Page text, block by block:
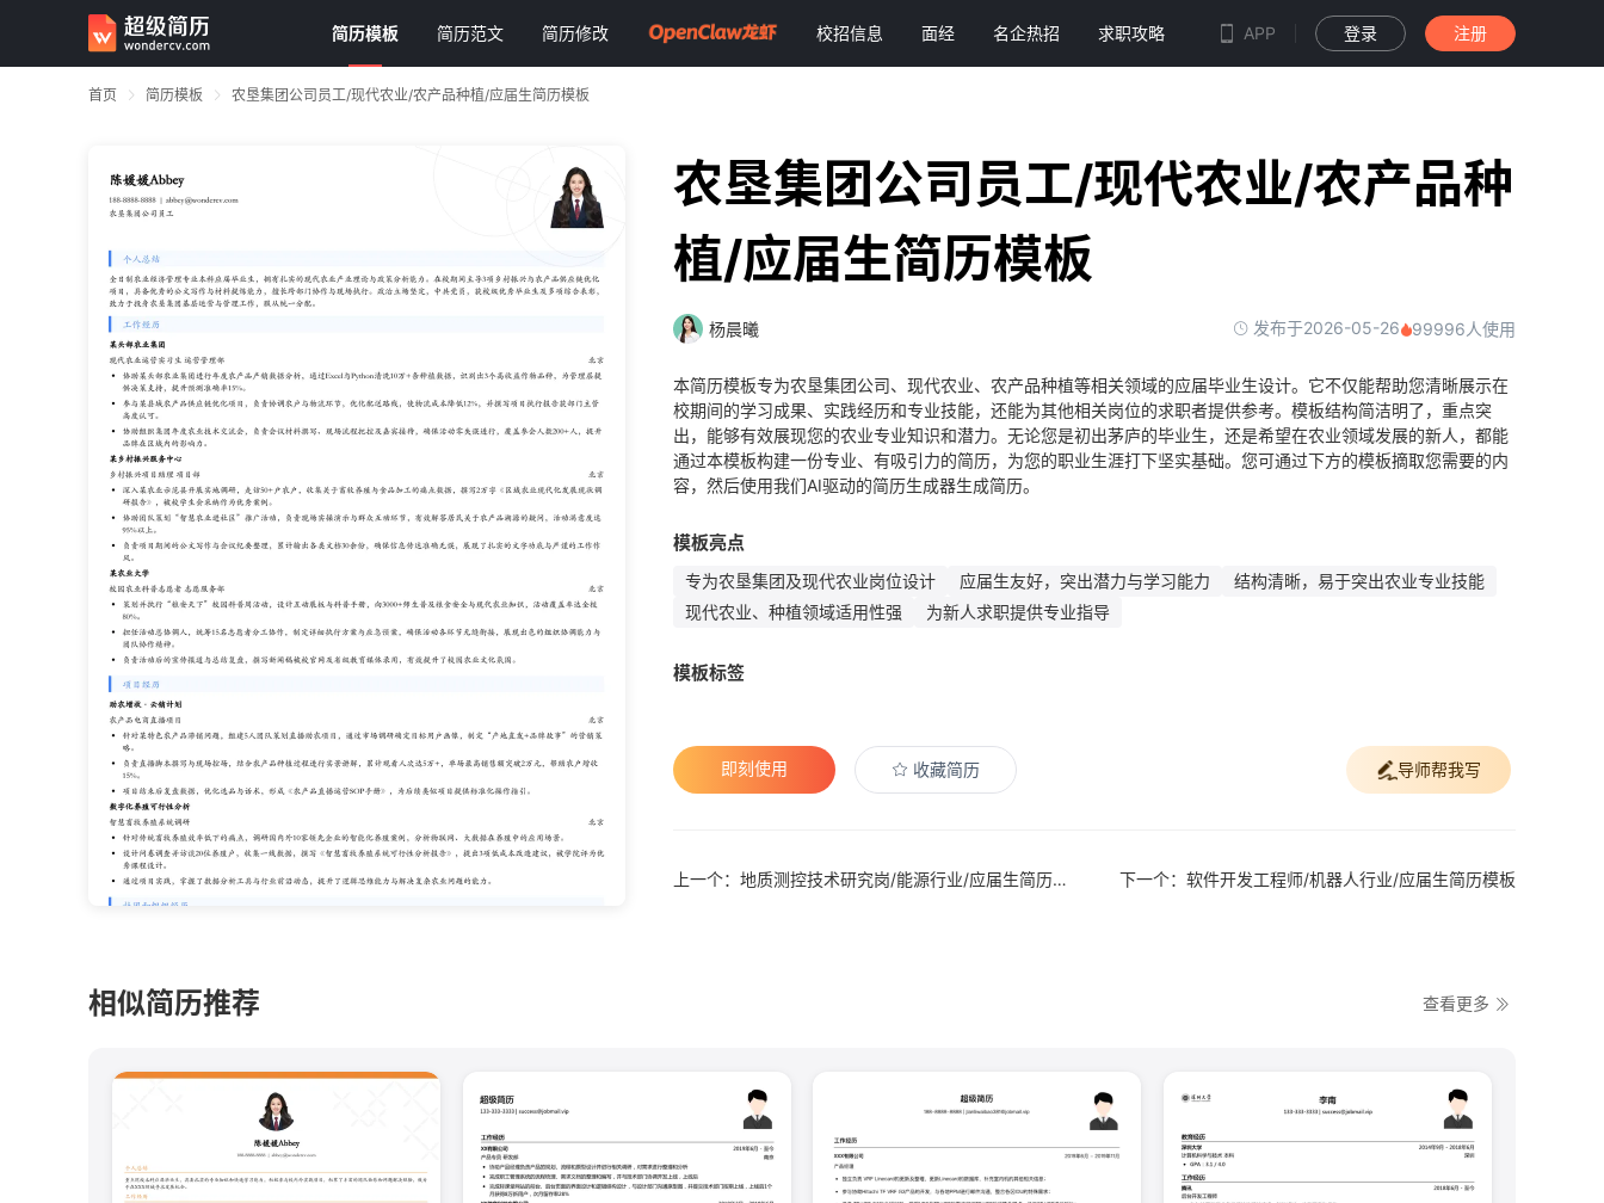
简历模板 简历范文 简历修改 校招信息 面经 名企热招 求职攻略 APP 登录 注册
首页 简历模板 农垦集团公司员工/现代农业/农产品种植/应届生简历模板
农垦集团公司员工/现代农业/农产品种
植/应届生简历模板
杨晨曦 发布于2026-05-26 99996人使用
本简历模板专为农垦集团公司、现代农业、农产品种植等相关领域的应届毕业生设计。它不仅能帮助您清晰展示在
校期间的学习成果、实践经历和专业技能，还能为其他相关岗位的求职者提供参考。模板结构简洁明了，重点突
出，能够有效展现您的农业专业知识和潜力。无论您是初出茅庐的毕业生，还是希望在农业领域发展的新人，都能
通过本模板构建一份专业、有吸引力的简历，为您的职业生涯打下坚实基础。您可通过下方的模板摘取您需要的内
容，然后使用我们AI驱动的简历生成器生成简历。
模板亮点
专为农垦集团及现代农业岗位设计 应届生友好，突出潜力与学习能力
结构清晰，易于突出农业专业技能
现代农业、种植领域适用性强
为新人求职提供专业指导
模板标签
即刻使用 收藏简历 导师帮我写
上一个：地质测控技术研究岗/能源行业/应届生简历模板 下一个：软件开发工程师/机器人行业/应届生简历模板
相似简历推荐 查看更多